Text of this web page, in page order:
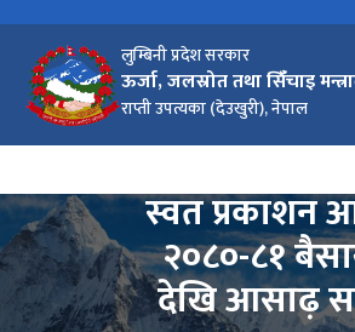
लुम्बिनी प्रदेश सरकार
ऊर्जा, जलस्रोत तथा सिंँचाइ
राप्ती उपत्यका (देउखुरी), नेपाल
स्वत प्रकाशन
२०८०-८१
देखि आसाढ़